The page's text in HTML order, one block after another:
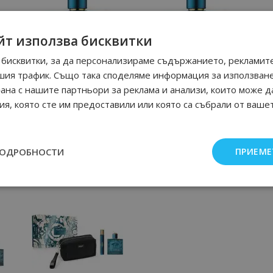
Афтършейв 100 мл
92 € / 85. 90лв.
Бонус: 20 т.
Дезодорант 100 мл
85 90 лв.
Бонус: 15 т.
използва бисквитки
за да персонализираме съдържанието,
трафик. Също така споделяме информация за
с нашите партньори за реклама и анализи, които може
която сте им предоставили или която са събрали от